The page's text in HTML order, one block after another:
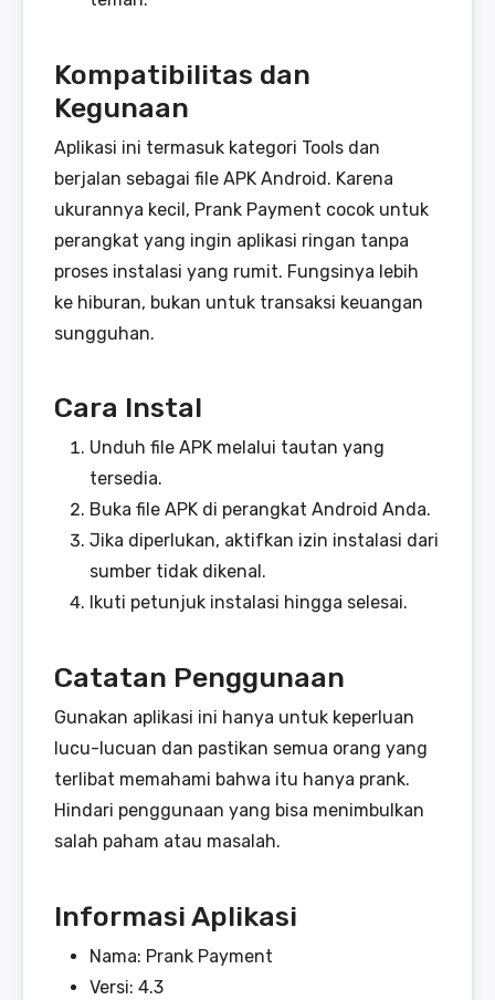
Kompatibilitas dan
Kegunaan
Aplikasi ini termasuk kategori Tools dan
berjalan sebagai file APK Android. Karena
ukurannya kecil, Prank Payment cocok untuk
perangkat yang ingin aplikasi ringan tanpa
proses instalasi yang rumit. Fungsinya lebih
ke hiburan, bukan untuk transaksi keuangan
sungguhan.
Cara Instal
Unduh file APK melalui tautan yang
tersedia.
Buka file APK di perangkat Android Anda.
Jika diperlukan, aktifkan izin instalasi dari
sumber tidak dikenal.
Ikuti petunjuk instalasi hingga selesai.
Catatan Penggunaan
Gunakan aplikasi ini hanya untuk keperluan
lucu-lucuan dan pastikan semua orang yang
terlibat memahami bahwa itu hanya prank.
Hindari penggunaan yang bisa menimbulkan
salah paham atau masalah.
Informasi Aplikasi
Nama: Prank Payment
Versi: 4.3